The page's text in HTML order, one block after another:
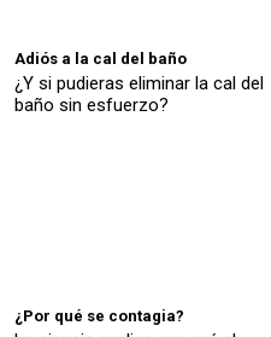
Adiós a la cal del baño
¿Y si pudieras eliminar la cal del
baño sin esfuerzo?
¿Por qué se contagia?